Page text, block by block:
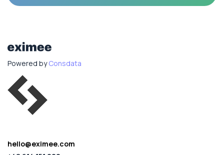
Powered byConsdata
hello@eximee.com